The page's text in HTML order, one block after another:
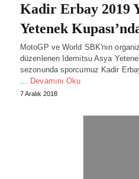
Kadir Erbay 2019
Yetenek
MotoGP ve World SBK'nın
düzenlenen Idemitsu Asya
sezonunda sporcumuz Kadir
Devamını Oku
7 Aralık 2018